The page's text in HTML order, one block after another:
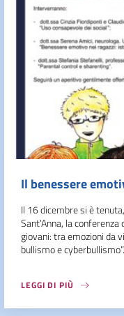
Il benessere
Il 16 dicembre si è
Sant’Anna, la
giovani: tra emozioni da
bullismo e
LEGGI DI PIÙ